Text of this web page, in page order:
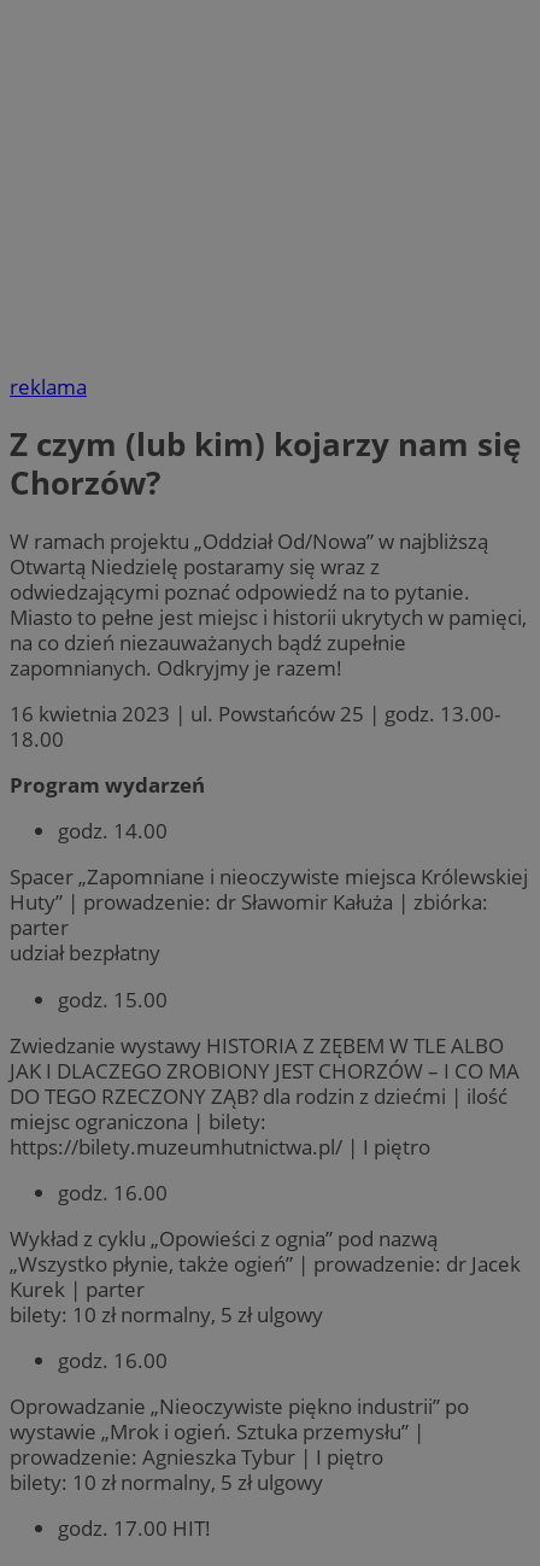
reklama
Z czym (lub kim) kojarzy nam się
Chorzów?
W ramach projektu „Oddział Od/Nowa” w najbliższą
Otwartą Niedzielę postaramy się wraz z
odwiedzającymi poznać odpowiedź na to pytanie.
Miasto to pełne jest miejsc i historii ukrytych w pamięci,
na co dzień niezauważanych bądź zupełnie
zapomnianych. Odkryjmy je razem!
16 kwietnia 2023 | ul. Powstańców 25 | godz. 13.00-
18.00
Program wydarzeń
godz. 14.00
Spacer „Zapomniane i nieoczywiste miejsca Królewskiej
Huty” | prowadzenie: dr Sławomir Kałuża | zbiórka:
parter
udział bezpłatny
godz. 15.00
Zwiedzanie wystawy HISTORIA Z ZĘBEM W TLE ALBO
JAK I DLACZEGO ZROBIONY JEST CHORZÓW – I CO MA
DO TEGO RZECZONY ZĄB? dla rodzin z dziećmi | ilość
miejsc ograniczona | bilety:
https://bilety.muzeumhutnictwa.pl/ | I piętro
godz. 16.00
Wykład z cyklu „Opowieści z ognia” pod nazwą
„Wszystko płynie, także ogień” | prowadzenie: dr Jacek
Kurek | parter
bilety: 10 zł normalny, 5 zł ulgowy
godz. 16.00
Oprowadzanie „Nieoczywiste piękno industrii” po
wystawie „Mrok i ogień. Sztuka przemysłu” |
prowadzenie: Agnieszka Tybur | I piętro
bilety: 10 zł normalny, 5 zł ulgowy
godz. 17.00 HIT!